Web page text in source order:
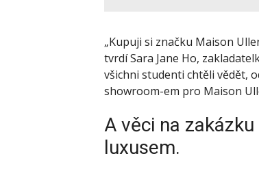
„Kupuji si značku Maison
tvrdí Sara Jane Ho,
všichni studenti chtěli vědět,
showroom-em pro Maison
A věci na
luxusem.